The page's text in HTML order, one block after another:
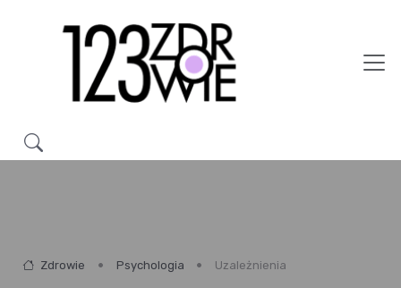
Zdrowie Psychologia Uzależnienia